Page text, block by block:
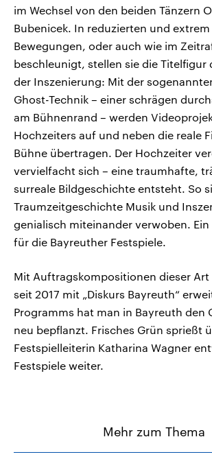
im Wechsel von den beiden Tänzern
Bubenicek. In reduzierten und
Bewegungen, oder auch wie im
beschleunigt, stellen sie die Titelfigur
der Inszenierung: Mit der
Ghost-Technik – einer schrägen
am Bühnenrand – werden
Hochzeiters auf und neben die reale
Bühne übertragen. Der Hochzeiter
vervielfacht sich – eine traumhafte,
surreale Bildgeschichte entsteht. So
Traumzeitgeschichte Musik und
genialisch miteinander verwoben.
für die Bayreuther Festspiele.
Mit Auftragskompositionen dieser Art
seit 2017 mit „Diskurs Bayreuth“
Programms hat man in Bayreuth den
neu bepflanzt. Frisches Grün sprießt
Festspielleiterin Katharina Wagner
Festspiele weiter.
Mehr zum Thema